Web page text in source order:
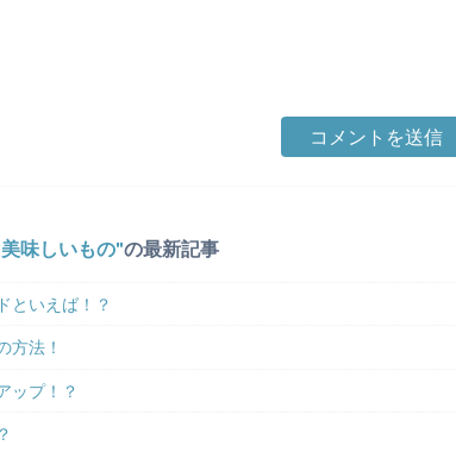
美味しいもの の最新記事
といえば！？
方法！
ップ！？